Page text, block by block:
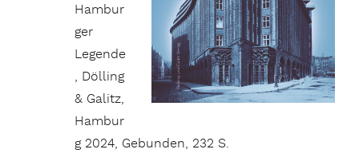
Hambur
ger
Legende
, Dölling
& Galitz,
Hambur
g 2024, Gebunden, 232 S.